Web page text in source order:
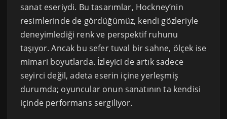
sanat eseriydi. Bu tasarımlar, Hockney’nin
resimlerinde de gördüğümüz, kendi gözleriyle
deneyimlediği renk ve perspektif ruhunu
taşıyor. Ancak bu sefer tuval bir sahne, ölçek ise
mimari boyutlarda. İzleyici de artık sadece
seyirci değil, adeta eserin içine yerleşmiş
durumda; oyuncular onun sanatının ta kendisi
içinde performans sergiliyor.